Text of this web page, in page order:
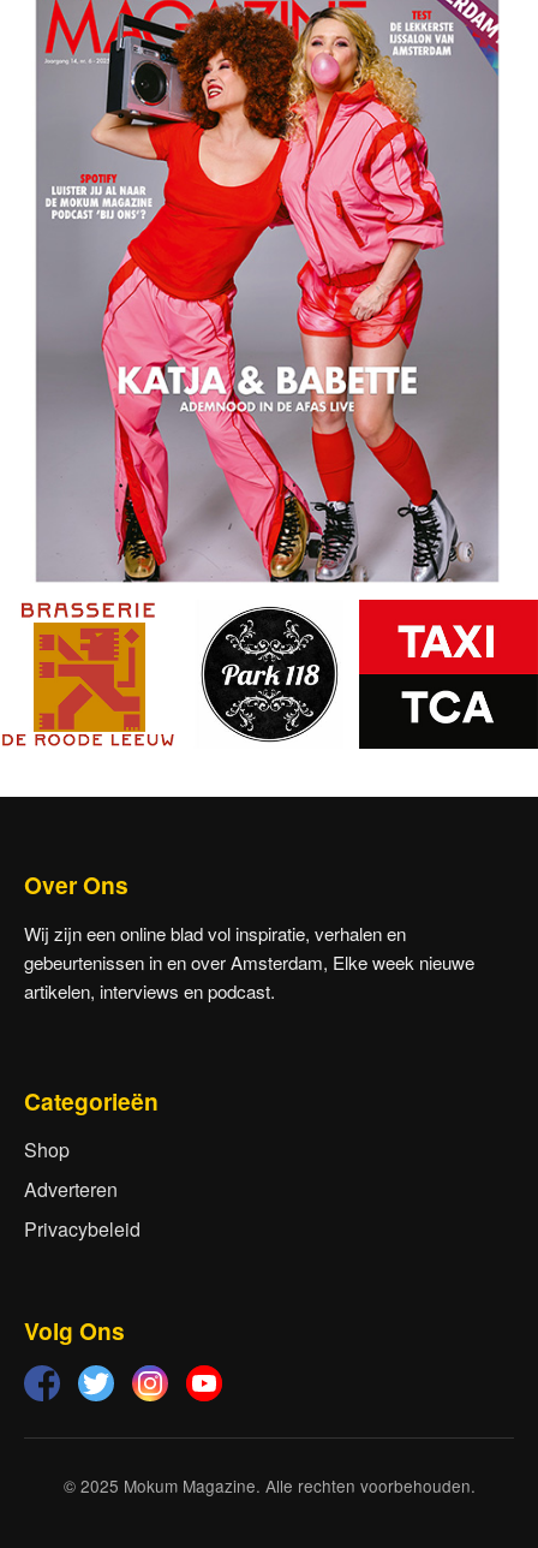
Over Ons
Wij zijn een online blad vol inspiratie, verhalen en
gebeurtenissen in en over Amsterdam, Elke week nieuwe
artikelen, interviews en podcast.
Categorieën
Shop
Adverteren
Privacybeleid
Volg Ons
© 2025 Mokum Magazine. Alle rechten voorbehouden.